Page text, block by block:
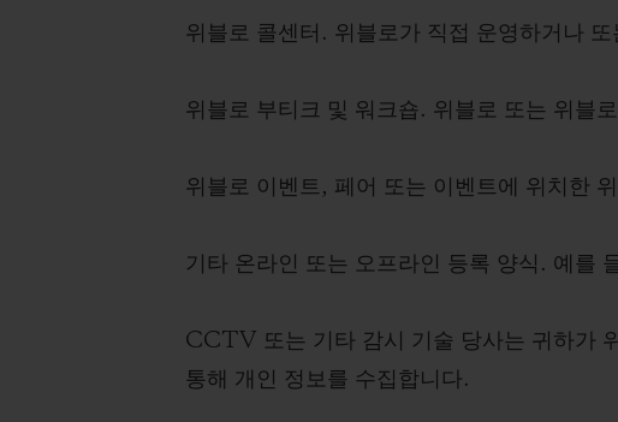
위블로 콜센터. 위블로가 직접 운영하거나
위블로 부티크 및 워크숍. 위블로 또는 위블
위블로 이벤트, 페어 또는 이벤트에 위치한
기타 온라인 또는 오프라인 등록 양식. 예를
CCTV 또는 기타 감시 기술 당사는 귀하가
통해 개인 정보를 수집합니다.